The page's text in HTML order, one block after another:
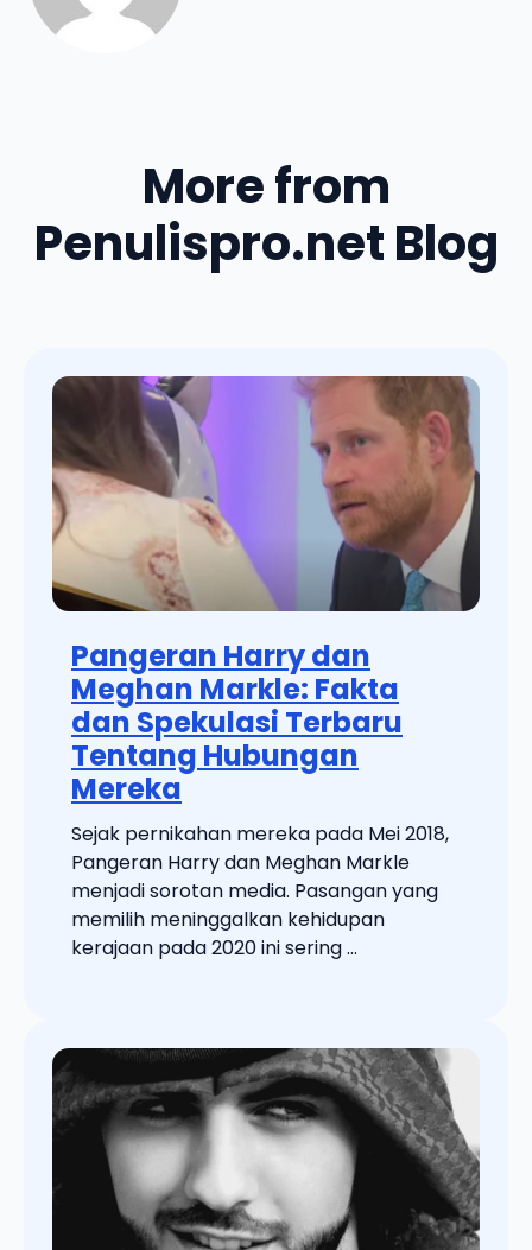
More from
Penulispro.net Blog
Pangeran Harry dan
Meghan Markle: Fakta
dan Spekulasi Terbaru
Tentang Hubungan
Mereka
Sejak pernikahan mereka pada Mei 2018,
Pangeran Harry dan Meghan Markle
menjadi sorotan media. Pasangan yang
memilih meninggalkan kehidupan
kerajaan pada 2020 ini sering ...